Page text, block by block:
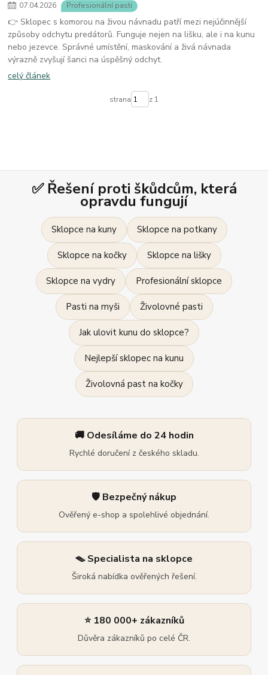
07.04.2026 Profesionální pasti
👉 Sklopec s komorou na živou návnadu patří mezi nejúčinnější
způsoby odchytu predátorů. Funguje nejen na lišku, ale i na kunu
nebo jezevce. Správné umístění, maskování a živá návnada
výrazně zvyšují šanci na úspěšný odchyt.
celý článek
strana z 1
✅ Řešení proti škůdcům, která
opravdu fungují
Sklopce na kuny Sklopce na potkany
Sklopce na kočky Sklopce na lišky
Sklopce na vydry Profesionální sklopce
Pasti na myši Živolovné pasti
Jak ulovit kunu do sklopce?
Nejlepší sklopec na kunu
Živolovná past na kočky
🚚 Odesíláme do 24 hodin
Rychlé doručení z českého skladu.
🛡️ Bezpečný nákup
Ověřený e-shop a spolehlivé objednání.
🪤 Specialista na sklopce
Široká nabídka ověřených řešení.
⭐ 180 000+ zákazníků
Důvěra zákazníků po celé ČR.